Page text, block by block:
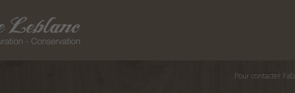
Pour contacter